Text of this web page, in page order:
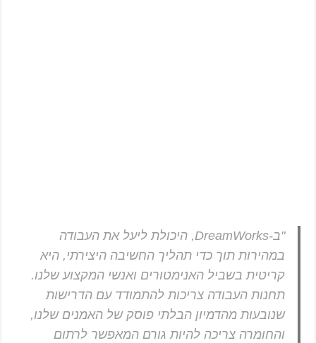
"ב-DreamWorks, היכולת ליעל את העבודה
במהירות תוך כדי תהליך החשיבה היצירתי, היא
קריטית בשביל האנימטורים ואנשי המקצוע שלנו.
תחנות העבודה צריכות להתמודד עם הדרישות
שנובעות מהדמיון הבלתי פוסק של האמנים שלנו,
והחומרה צריכה להיות גורם המאפשר לרתום